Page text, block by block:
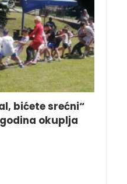
bićete srećni“
okuplja